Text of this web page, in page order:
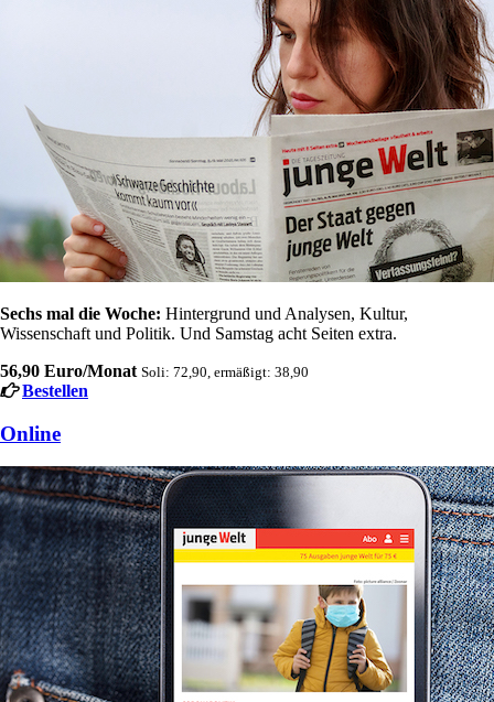
Sechs mal die Woche: Hintergrund und Analysen, Kultur,
Wissenschaft und Politik. Und Samstag acht Seiten extra.
56,90 Euro/Monat Soli: 72,90, ermäßigt: 38,90
Bestellen
Online